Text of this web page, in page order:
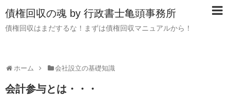
債権回収の魂 by 行政書士亀頭事務所
債権回収はまだするな！まずは債権回収マニュアルから！
ホーム 会社設立の基礎知識
会計参与とは・・・